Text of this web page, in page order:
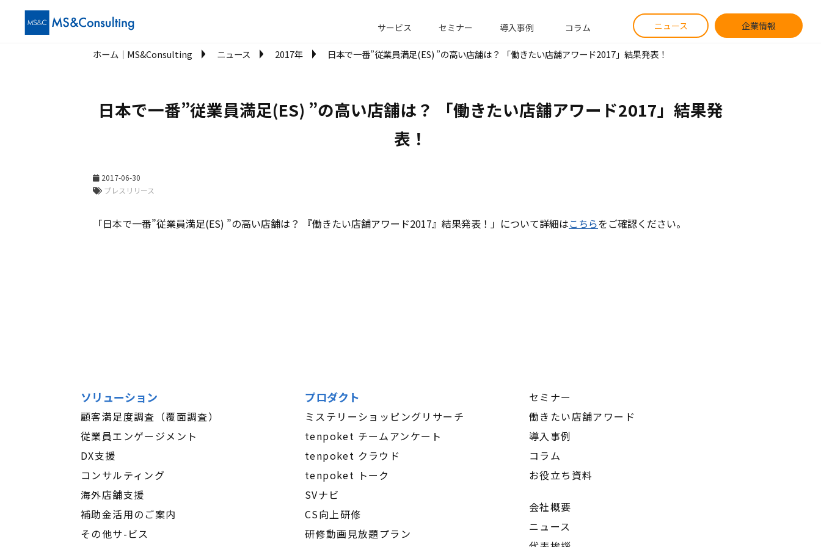
サービス セミナー 導入事例 コラム ニュース 企業情報
ホーム│MS&Consulting ニュース 2017年 日本で一番”従業員満足(ES) ”の高い店舗は？ 「働きたい店舗アワード2017」結果発表！
日本で一番”従業員満足(ES) ”の高い店舗は？ 「働きたい店舗アワード2017」結果発
表！
2017-06-30
プレスリリース
「日本で一番”従業員満足(ES) ”の高い店舗は？ 『働きたい店舗アワード2017』結果発表！」について詳細はこちらをご確認ください。
ソリューション
顧客満足度調査（覆面調査）
従業員エンゲージメント
DX支援
コンサルティング
海外店舗支援
補助金活用のご案内
その他サ-ビス
プロダクト
ミステリーショッピングリサーチ
tenpoket チームアンケート
tenpoket クラウド
tenpoket トーク
SVナビ
CS向上研修
研修動画見放題プラン
セミナー
働きたい店舗アワード
導入事例
コラム
お役立ち資料
会社概要
ニュース